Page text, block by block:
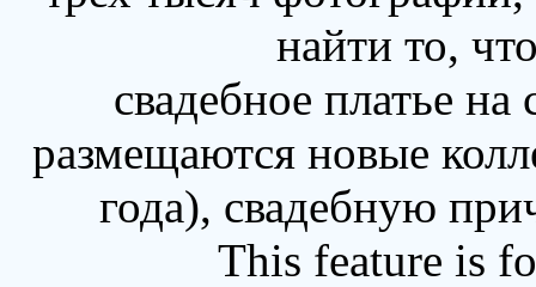
найти то,
свадебное платье
размещаются новые
года), свадебную
This feature is